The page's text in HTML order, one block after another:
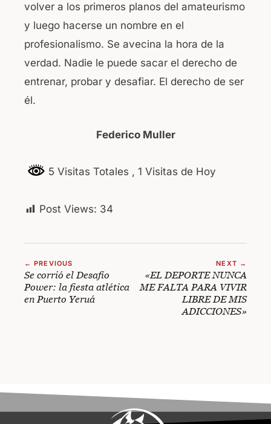
volver a los primeros planos del amateurismo
y luego hacerse un nombre en el
profesionalismo. Se avecina la hora de la
verdad. Nadie le puede sacar el derecho de
entrenar, probar y desafiar. El derecho de ser
él.
Federico Muller
5 Visitas Totales , 1 Visitas de Hoy
Post Views: 34
← PREVIOUS
Se corrió el Desafío
Power: la fiesta atlética
en Puerto Yeruá
NEXT →
«EL DEPORTE NUNCA
ME FALTA PARA VIVIR
LIBRE DE MIS
ADICCIONES»